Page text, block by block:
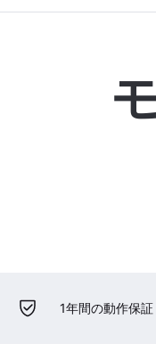
1年間の動作保証